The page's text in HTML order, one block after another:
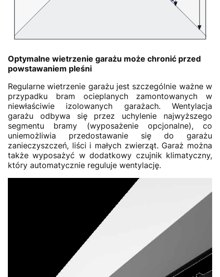
Optymalne wietrzenie garażu może chronić przed
powstawaniem pleśni
Regularne wietrzenie garażu jest szczególnie ważne w
przypadku bram ocieplanych zamontowanych w
niewłaściwie izolowanych garażach. Wentylacja
garażu odbywa się przez uchylenie najwyższego
segmentu bramy (wyposażenie opcjonalne), co
uniemożliwia przedostawanie się do garażu
zanieczyszczeń, liści i małych zwierząt. Garaż można
także wyposażyć w dodatkowy czujnik klimatyczny,
który automatycznie reguluje wentylację.